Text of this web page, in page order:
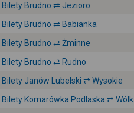
Bilety Brudno ⇄ Jezioro
Bilety Brudno ⇄ Babianka
Bilety Brudno ⇄ Żminne
Bilety Brudno ⇄ Rudno
Bilety Janów Lubelski ⇄ Wysokie
Bilety Komarówka Podlaska ⇄